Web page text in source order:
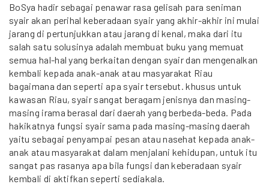
BoSya hadir sebagai penawar rasa gelisah para seniman
syair akan perihal keberadaan syair yang akhir-akhir ini mulai
jarang di pertunjukkan atau jarang di kenal, maka dari itu
salah satu solusinya adalah membuat buku yang memuat
semua hal-hal yang berkaitan dengan syair dan mengenalkan
kembali kepada anak-anak atau masyarakat Riau
bagaimana dan seperti apa syair tersebut. khusus untuk
kawasan Riau, syair sangat beragam jenisnya dan masing-
masing irama berasal dari daerah yang berbeda-beda. Pada
hakikatnya fungsi syair sama pada masing-masing daerah
yaitu sebagai penyampai pesan atau nasehat kepada anak-
anak atau masyarakat dalam menjalani kehidupan, untuk itu
sangat pas rasanya apa bila fungsi dan keberadaan syair
kembali di aktifkan seperti sediakala.